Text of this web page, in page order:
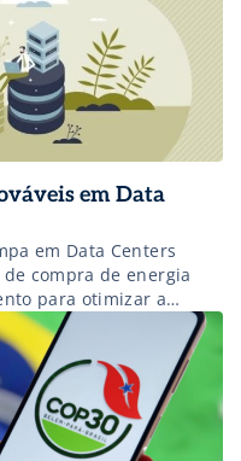
em Data
em Data Centers
compra de energia
para otimizar a
operacional.